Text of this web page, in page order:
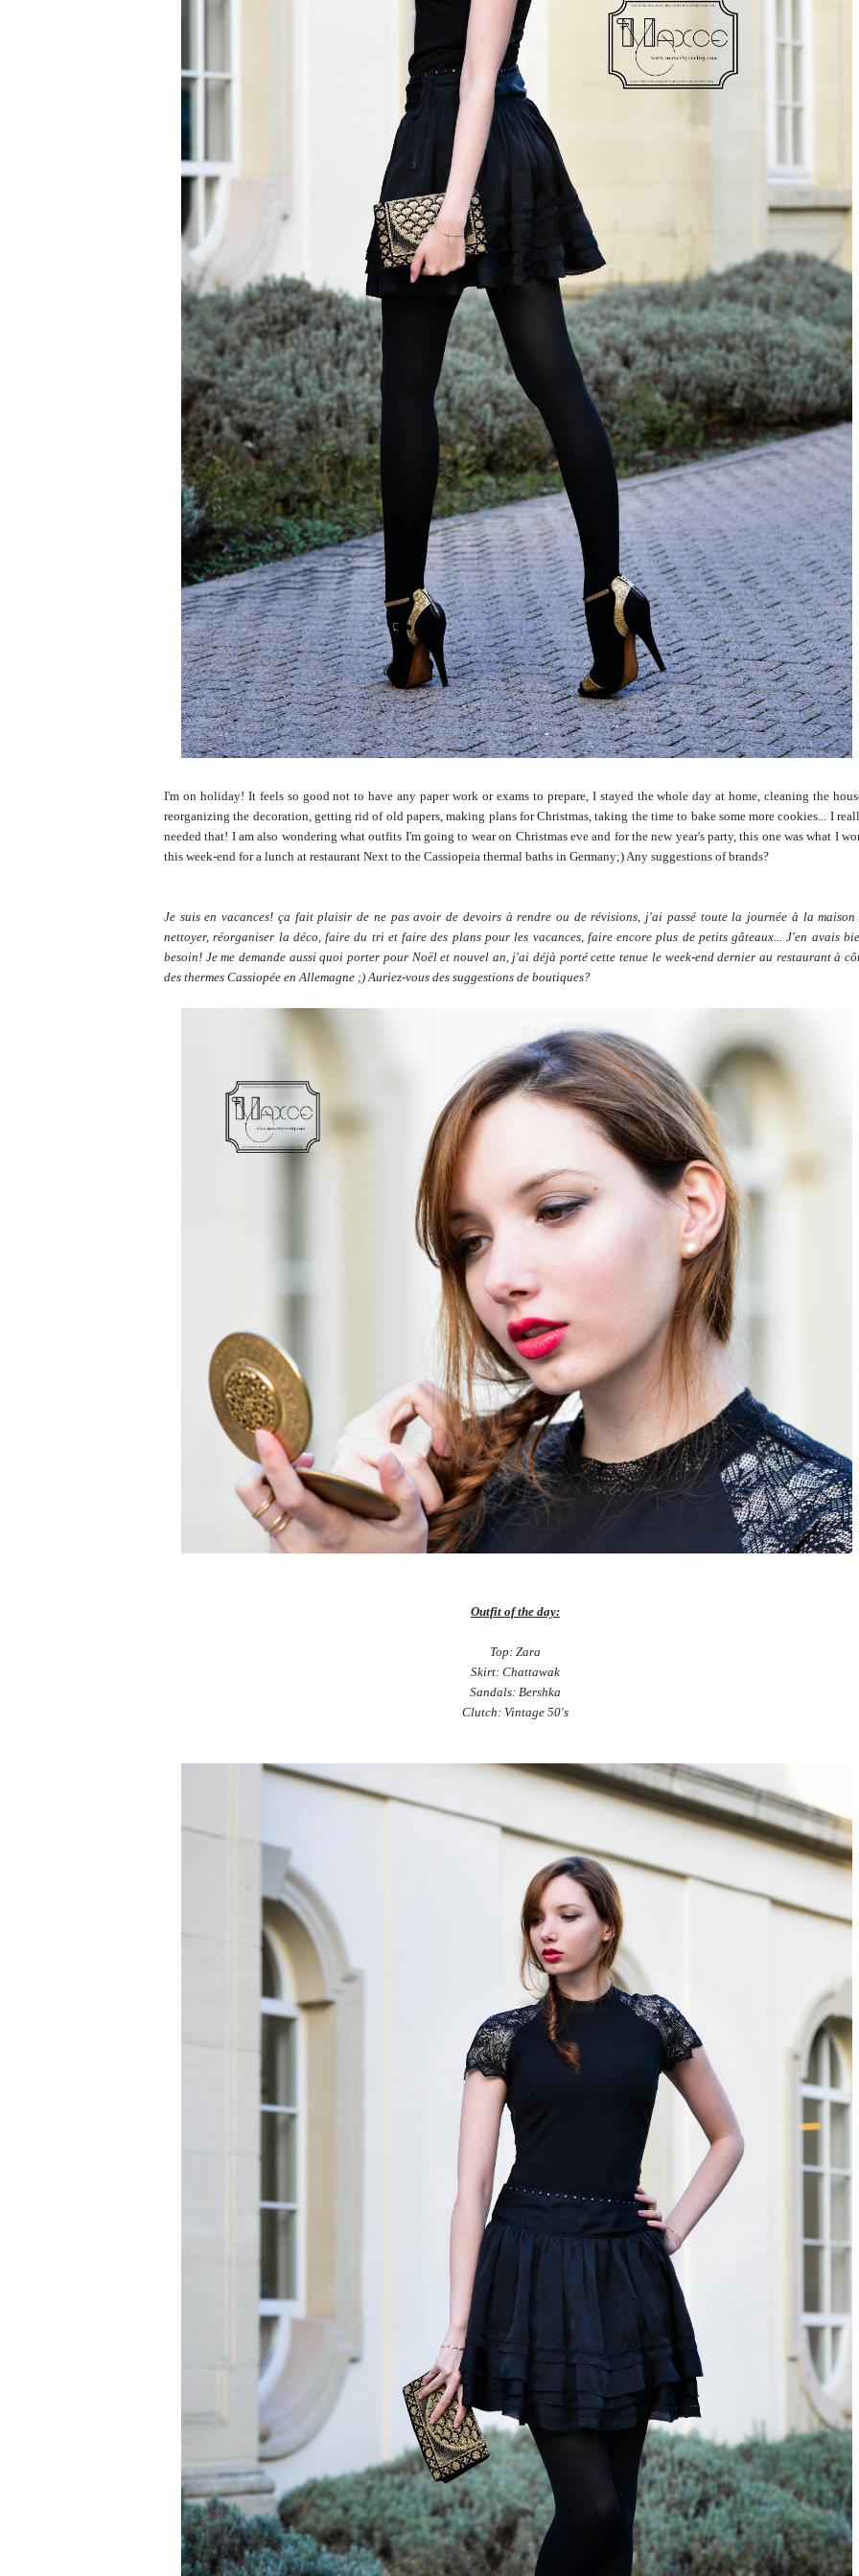
I'm on holiday! It feels so good not to have any paper work or exams to prepare, I stayed the whole day at home, cleaning the
reorganizing the decoration, getting rid of old papers, making plans for Christmas, taking the time to bake some more cookies... I
needed that! I am also wondering what outfits I'm going to wear on Christmas eve and for the new year's party, this one was what I
this week-end for a lunch at restaurant Next to the Cassiopeia thermal baths in Germany;)Any suggestions of brands?
Je suis en vacances! ça fait plaisir de ne pas avoir de devoirs à rendre ou de révisions, j'ai passé toute la journée à la maison
nettoyer, réorganiser la déco, faire du tri et faire des plans pour les vacances, faire encore plus de petits gâteaux... J'en avais
besoin! Je me demande aussi quoi porter pour Noël et nouvel an, j'ai déjà porté cette tenue le week-end dernier au restaurant à
des thermes Cassiopée en Allemagne ;) Auriez-vous des suggestions de boutiques?
Outfit of the day:
Top: Zara
Skirt: Chattawak
Sandals: Bershka
Clutch: Vintage 50's